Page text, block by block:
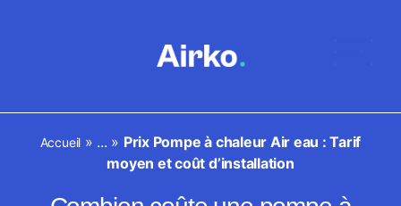
Accueil » ... » Prix Pompe à chaleur Air eau : Tarif
moyen et coût d’installation